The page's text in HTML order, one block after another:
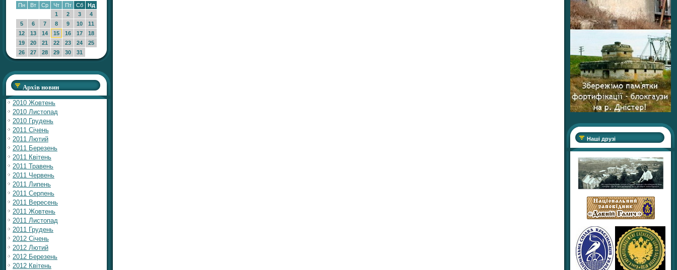
Пн
Вт Ср Чт Пт Сб
Нд
1
2 3
4
5
6 7 8 9 10
11
12
13 14 15 16 17
18
19
20 21 22 23 24
25
26
27 28 29 30 31
Архів новин
2010 Жовтень
2010 Листопад
2010 Грудень
2011 Січень
2011 Лютий
2011 Березень
2011 Квітень
2011 Травень
2011 Червень
2011 Липень
2011 Серпень
2011 Вересень
2011 Жовтень
2011 Листопад
2011 Грудень
2012 Січень
2012 Лютий
2012 Березень
2012 Квітень
Наші друзі